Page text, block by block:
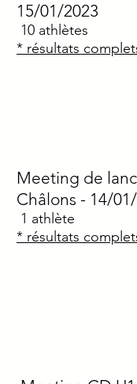
15/01/2023
10 athlètes
* résultats
Meeting de
Châlons - 14/
1 athlète
* résultats